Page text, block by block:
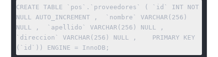
CREATE TABLE `pos`.`proveedores` ( `id` INT NOT
NULL AUTO_INCREMENT ,  `nombre` VARCHAR(256)
NULL ,  `apellido` VARCHAR(256) NULL ,
`direccion` VARCHAR(256) NULL ,    PRIMARY KEY
(`id`)) ENGINE = InnoDB;